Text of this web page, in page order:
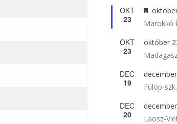
OKT
23
Kiemelt
Marokkó
OKT
23
október
DEC
19
Fülöp-
DEC
20
Laosz-